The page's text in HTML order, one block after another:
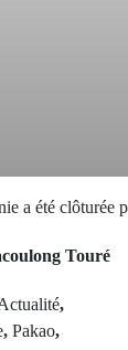
a été clôturée
Touré
,
, Pakao,